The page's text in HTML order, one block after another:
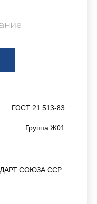
ГОСТ 21.513-83
Группа Ж01
СОЮЗА ССР